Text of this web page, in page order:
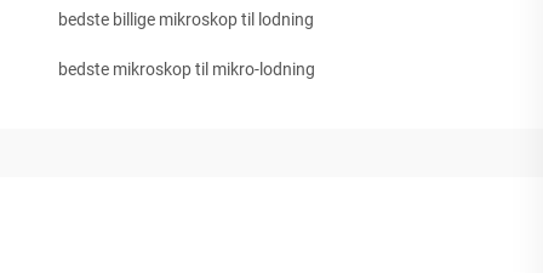
bedste billige mikroskop til lodning
bedste mikroskop til mikro-lodning